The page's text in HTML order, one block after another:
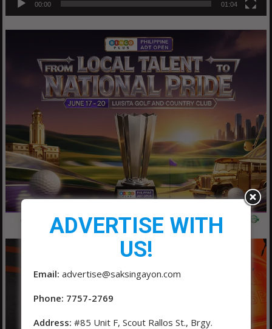
00:00 01:04
ADVERTISE WITH
US!
Email: advertise@saksingayon.com
Phone: 7757-2769
Address: #85 Unit F, Scout Rallos St., Brgy.